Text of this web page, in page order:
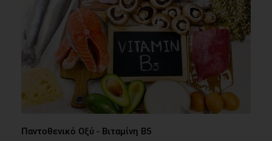
Παντοθενικό Οξύ - Βιταμίνη Β5